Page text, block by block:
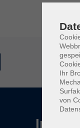
Inhalte
Ihr
von